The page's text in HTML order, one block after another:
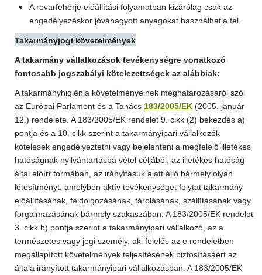
A rovarfehérje előállítási folyamatban kizárólag csak az
engedélyezéskor jóváhagyott anyagokat használhatja fel.
Takarmányjogi követelmények
A takarmány vállalkozások tevékenységre vonatkozó
fontosabb jogszabályi kötelezettségek az alábbiak:
A takarmányhigiénia követelményeinek meghatározásáról szól
az Európai Parlament és a Tanács 183/2005/EK (2005. január
12.) rendelete. A 183/2005/EK rendelet 9. cikk (2) bekezdés a)
pontja és a 10. cikk szerint a takarmányipari vállalkozók
kötelesek engedélyeztetni vagy bejelenteni a megfelelő illetékes
hatóságnak nyilvántartásba vétel céljából, az illetékes hatóság
által előírt formában, az irányításuk alatt álló bármely olyan
létesítményt, amelyben aktív tevékenységet folytat takarmány
előállításának, feldolgozásának, tárolásának, szállításának vagy
forgalmazásának bármely szakaszában. A 183/2005/EK rendelet
3. cikk b) pontja szerint a takarmányipari vállalkozó, az a
természetes vagy jogi személy, aki felelős az e rendeletben
megállapított követelmények teljesítésének biztosításáért az
általa irányított takarmányipari vállalkozásban. A 183/2005/EK